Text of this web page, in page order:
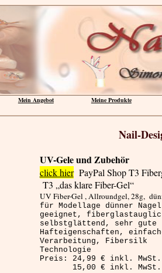
Mein Angebot Meine Produkte
Nail-
UV-Gele und Zubehör
click hierPayPal Shop T3
T3 „das klare Fiber-Gel“
UV Fiber-Gel , Allroundgel, 28g,
für Modellage dünner Nagel
geeignet,
selbstglättend, sehr gute
Hafteigenschaften,
Verarbeitung, Fibersilk
Technologie
Preis: 24,99 € inkl. MwSt.
15,00 € inkl. MwSt.